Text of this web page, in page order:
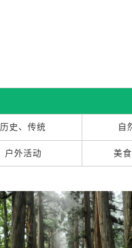
历史、传统 自
户外活动 美